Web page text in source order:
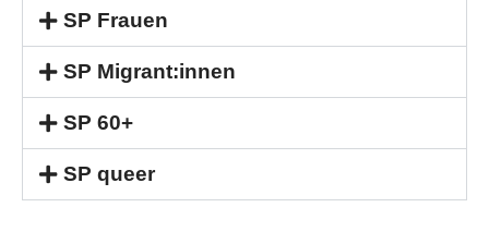
SP Frauen
SP Migrant:innen
SP 60+
SP queer